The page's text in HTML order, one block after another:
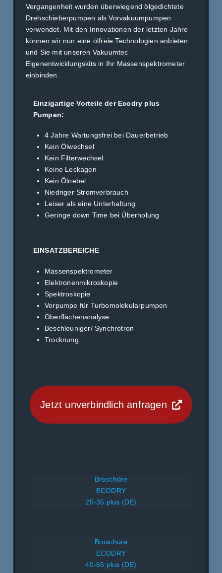
Vergangenheit wurden überwiegend ölgedichtete
Drehschieberpumpen als Vorvakuumpumpen
verwendet. Mit den Innovationen der letzten Jahre
können wir nun eine ölfreie Technologien anbieten
und Sie mit unseren Vakuumtec
Eigenentwicklungskits in Ihr Massenspektrometer
einbinden.
Einzigartige Vorteile der Ecodry plus
Pumpen:
4 Jahre Wartungsfrei bei Dauerbetrieb
Kein Ölwechsel
Kein Filterwechsel
Keine Leckagen
Kein Ölnebel
Niedriger Stromverbrauch
Leiser als eine Unterhaltung
Geringe down Time bei Überholung
EINSATZBEREICHE
Massenspektrometer
Elektronenmikroskopie
Spektroskopie
Vorpumpe für Turbomolekularpumpen
Oberflächenanalyse
Beschleuniger/ Synchrotron
Trocknung
Jetzt unverbindlich anfragen
Broschüre
ECODRY
25-35 plus (DE)
Broschüre
ECODRY
40-65 plus (DE)